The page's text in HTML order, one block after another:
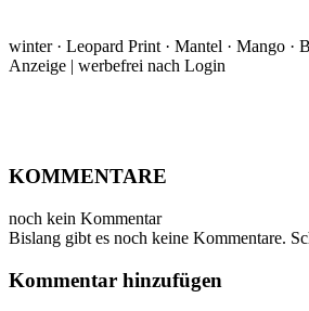
winter · Leopard Print · Mantel · Mango ·
Anzeige | werbefrei nach Login
KOMMENTARE
noch kein Kommentar
Bislang gibt es noch keine Kommentare.
Kommentar hinzufügen